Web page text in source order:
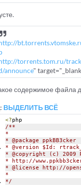
torrents.tom.ru/
announce" target="_blank
содержимое файла
ВЫДЕЛИТЬ ВСЁ
<?php
/**
*
* @package ppkBB3cker
* @version $Id:
* @copyright (c) 2009
* http://
* @license http://
*
*/